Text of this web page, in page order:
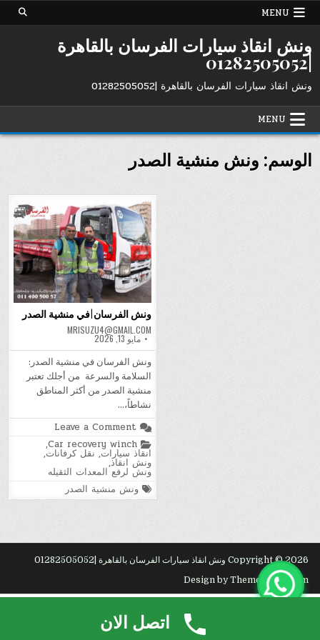
Skip
MENU
ونش انقاذ سيارات الفرسان بالقاهرة
|01282505052
ونش انقاذ سيارات الفرسان بالقاهرة |01282505052
MENU
الوسم: ونش منشية الصدر
ونش الفرسان|في منشية الصدر
MRISUZU4@GMAIL.COM
مايو 13, 2026
ونش الفرسان في منشية الصدر:
السلامة والسرعة من أجلك تعتبر
منشية الصدر من أكثر المناطق
نشاطاً،…
Leave a Comment
ونش
الفرسان|
في
الصدر
Posted
in
Car recovery winch
,
انقاذ سيارات, نقل كرفانات,
ونش انقاذ,
ونش لرفع المعدات الثقيله
Tagged
ونش منشية الصدر
Copyright © 2026 ونش انقاذ سيارات الفرسان بالقاهرة |01282505052
Design by ThemesDNA.com
اتصل الان